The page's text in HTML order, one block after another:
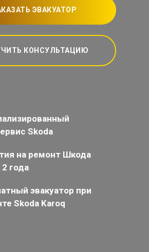
ЭВАКУАТОР
КОНСУЛЬТАЦИЮ
Skoda
на ремонт Шкода
года
эвакуатор при
Skoda Karoq